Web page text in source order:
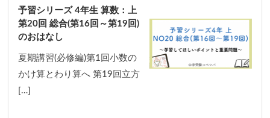
予習シリーズ 4年生 算数：上
第20回 総合(第16回～第19回)
のおはなし
夏期講習(必修編)第1回小数の
かけ算とわり算へ 第19回立方
[…]